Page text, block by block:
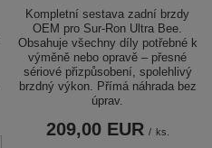
Kompletní sestava zadní brzdy
OEM pro Sur-Ron Ultra Bee.
Obsahuje všechny díly potřebné k
výměně nebo opravě – přesné
sériové přizpůsobení, spolehlivý
brzdný výkon. Přímá náhrada bez
úprav.
209,00 EUR / ks.